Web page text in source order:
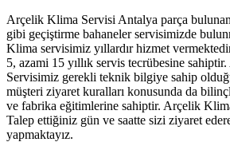
Arçelik Klima Servisi Antalya parça
gibi geçiştirme bahaneler servisimizde
Klima servisimiz yıllardır hizmet
5, azami 15 yıllık servis tecrübesine
Servisimiz gerekli teknik bilgiye sahip
müşteri ziyaret kuralları konusunda da
ve fabrika eğitimlerine sahiptir. Arçelik
Talep ettiğiniz gün ve saatte sizi ziyaret
yapmaktayız.